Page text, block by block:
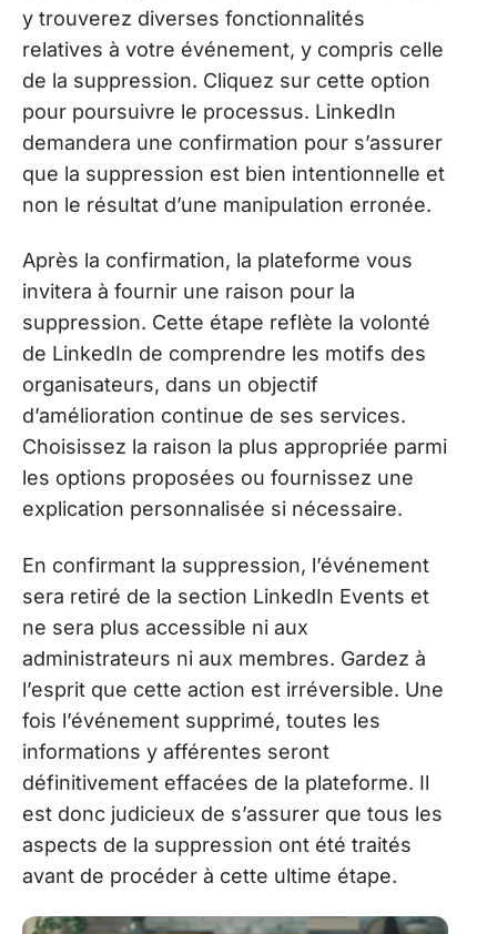
y trouverez diverses fonctionnalités
relatives à votre événement, y compris celle
de la suppression. Cliquez sur cette option
pour poursuivre le processus. LinkedIn
demandera une confirmation pour s’assurer
que la suppression est bien intentionnelle et
non le résultat d’une manipulation erronée.
Après la confirmation, la plateforme vous
invitera à fournir une raison pour la
suppression. Cette étape reflète la volonté
de LinkedIn de comprendre les motifs des
organisateurs, dans un objectif
d’amélioration continue de ses services.
Choisissez la raison la plus appropriée parmi
les options proposées ou fournissez une
explication personnalisée si nécessaire.
En confirmant la suppression, l’événement
sera retiré de la section LinkedIn Events et
ne sera plus accessible ni aux
administrateurs ni aux membres. Gardez à
l’esprit que cette action est irréversible. Une
fois l’événement supprimé, toutes les
informations y afférentes seront
définitivement effacées de la plateforme. Il
est donc judicieux de s’assurer que tous les
aspects de la suppression ont été traités
avant de procéder à cette ultime étape.